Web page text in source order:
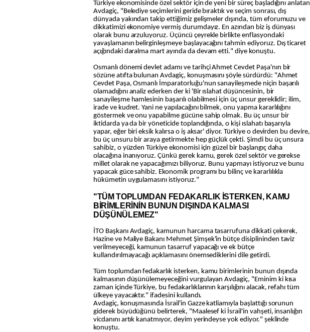
Türkiye ekonomisinde özel sektör için de yeni bir süreç başladığını anlatan
Avdagiç, "Belediye seçimlerini geride bıraktık ve seçim sonrası, dış
dünyada yakından takip ettiğimiz gelişmeler dışında, tüm eforumuzu ve
dikkatimizi ekonomiye vermiş durumdayız. En azından biz iş dünyası
olarak bunu arzuluyoruz. Üçüncü çeyrekle birlikte enflasyondaki
yavaşlamanın belirginleşmeye başlayacağını tahmin ediyoruz. Dış ticaret
açığındaki daralma mart ayında da devam etti." diye konuştu.
Osmanlı dönemi devlet adamı ve tarihçi Ahmet Cevdet Paşa'nın bir
sözüne atıfta bulunan Avdagiç, konuşmasını şöyle sürdürdü: "Ahmet
Cevdet Paşa, Osmanlı İmparatorluğu'nun sanayileşmede niçin başarılı
olamadığını analiz ederken der ki 'Bir ıslahat düşüncesinin, bir
sanayileşme hamlesinin başarılı olabilmesi için üç unsur gereklidir; ilim,
irade ve kudret. Yani ne yapılacağını bilmek, onu yapma kararlılığını
göstermek ve onu yapabilme gücüne sahip olmak. Bu üç unsur bir
iktidarda ya da bir yöneticide toplandığında, o kişi ıslahatı başarıyla
yapar, eğer biri eksik kalırsa o iş aksar' diyor. Türkiye o devirden bu devire,
bu üç unsuru bir araya getirmekte hep güçlük çekti. Şimdi bu üç unsura
sahibiz, o yüzden Türkiye ekonomisi için güzel bir başlangıç daha
olacağına inanıyoruz. Çünkü gerek kamu, gerek özel sektör ve gerekse
millet olarak ne yapacağımızı biliyoruz. Bunu yapmayı istiyoruz ve bunu
yapacak güce sahibiz. Ekonomik programı bu bilinç ve kararlılıkla
hükümetin uygulamasını istiyoruz."
"TÜM TOPLUMDAN FEDAKARLIK İSTERKEN, KAMU
BİRİMLERİNİN BUNUN DIŞINDA KALMASI
DÜŞÜNÜLEMEZ"
İTO Başkanı Avdagiç, kamunun harcama tasarrufuna dikkati çekerek,
Hazine ve Maliye Bakanı Mehmet Şimşek'in bütçe disiplininden taviz
verilmeyeceği, kamunun tasarruf yapacağı ve ek bütçe
kullandırılmayacağı açıklamasını önemsediklerini dile getirdi.
Tüm toplumdan fedakarlık isterken, kamu birimlerinin bunun dışında
kalmasının düşünülemeyeceğini vurgulayan Avdagiç, "Eminim ki kısa
zaman içinde Türkiye, bu fedakarlıklarının karşılığını alacak, refahı tüm
ülkeye yayacaktır." ifadesini kullandı.
Avdagiç, konuşmasında İsrail'in Gazze katliamıyla başlattığı sorunun
giderek büyüdüğünü belirterek, "Maalesef ki İsrail'in vahşeti, insanlığın
vicdanını artık kanatmıyor, deyim yerindeyse yok ediyor." şeklinde
konuştu.